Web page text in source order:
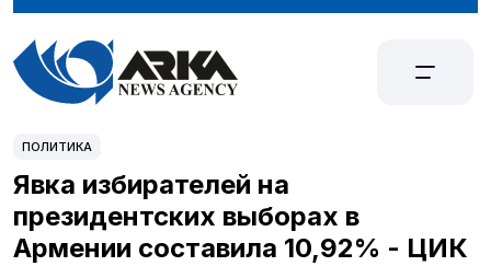
ПОЛИТИКА
Явка избирателей на
президентских выборах в
Армении составила 10,92% - ЦИК